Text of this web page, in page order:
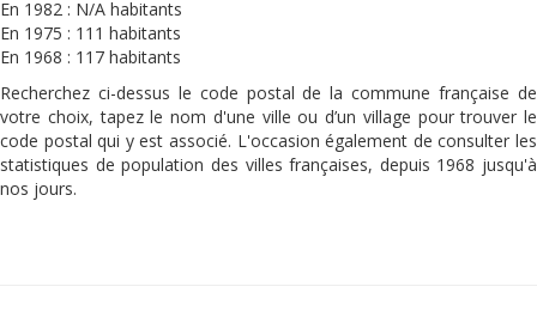
En 1982 : N/A habitants
En 1975 : 111 habitants
En 1968 : 117 habitants
Recherchez ci-dessus le code postal de la commune française de
votre choix, tapez le nom d'une ville ou d’un village pour trouver le
code postal qui y est associé. L'occasion également de consulter les
statistiques de population des villes françaises, depuis 1968 jusqu'à
nos jours.